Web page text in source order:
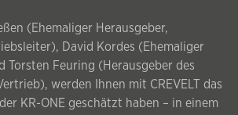
(Ehemaliger Herausgeber,
David Kordes (Ehemaliger
Torsten Feuring (Herausgeber des
werden Ihnen mit CREVELT das
KR-ONE geschätzt haben – in einem